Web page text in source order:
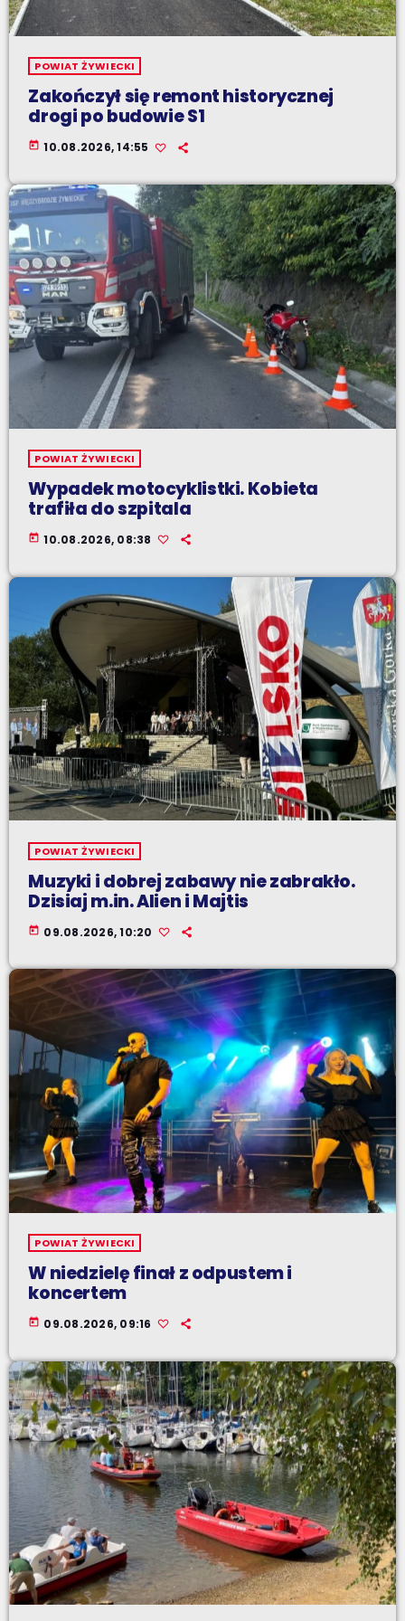
POWIAT ŻYWIECKI
Zakończył się remont historycznej
drogi po budowie S1
today 10.08.2026, 14:55
POWIAT ŻYWIECKI
Wypadek motocyklistki. Kobieta
trafiła do szpitala
today 10.08.2026, 08:38
POWIAT ŻYWIECKI
Muzyki i dobrej zabawy nie zabrakło.
Dzisiaj m.in. Alien i Majtis
today 09.08.2026, 10:20
POWIAT ŻYWIECKI
W niedzielę finał z odpustem i
koncertem
today 09.08.2026, 09:16